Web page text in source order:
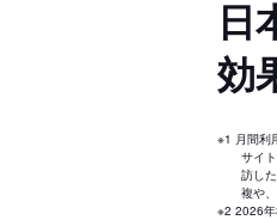
日
効
※1 月間利
サイ
訪し
複や
※2 2026